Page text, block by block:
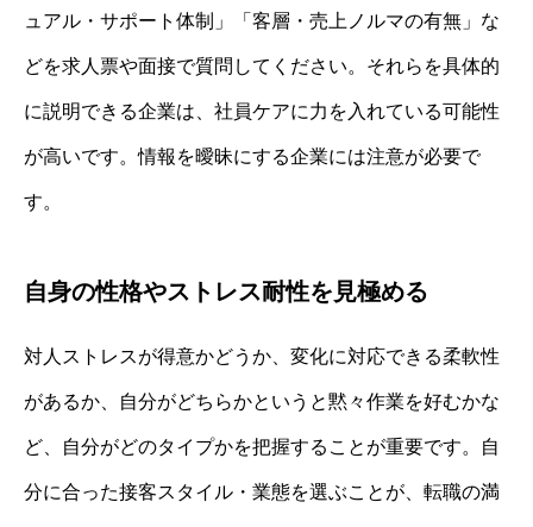
ュアル・サポート体制」「客層・売上ノルマの有無」な
どを求人票や面接で質問してください。それらを具体的
に説明できる企業は、社員ケアに力を入れている可能性
が高いです。情報を曖昧にする企業には注意が必要で
す。
自身の性格やストレス耐性を見極める
対人ストレスが得意かどうか、変化に対応できる柔軟性
があるか、自分がどちらかというと黙々作業を好むかな
ど、自分がどのタイプかを把握することが重要です。自
分に合った接客スタイル・業態を選ぶことが、転職の満